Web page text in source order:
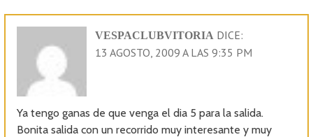
VESPACLUBVITORIA DICE:
13 AGOSTO, 2009 A LAS 9:35 PM
Ya tengo ganas de que venga el dia 5 para la salida.
Bonita salida con un recorrido muy interesante y muy